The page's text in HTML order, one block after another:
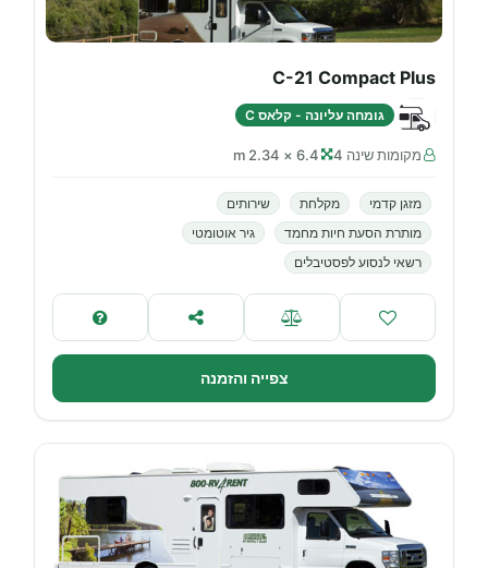
C-21 Compact Plus
גומחה עליונה - קלאס C
מקומות שינה 4 6.4 × 2.34 m
מזגן קדמי מקלחת
שירותים
מותרת הסעת חיות מחמד
גיר אוטומטי
רשאי לנסוע לפסטיבלים
צפייה והזמנה